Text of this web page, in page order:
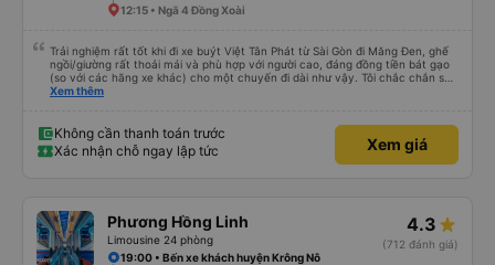
12:15 • Ngã 4 Đồng Xoài
Trải nghiệm rất tốt khi đi xe buýt Việt Tân Phát từ Sài Gòn đi Măng Đen, ghế
ngồi/giường rất thoải mái và phù hợp với người cao, đáng đồng tiền bát gạo
(so với các hãng xe khác) cho một chuyến đi dài như vậy. Tôi chắc chắn sẽ
sử dụng lại sau.
Xem thêm
Không cần thanh toán trước
Xác nhận chỗ ngay lập tức
Xem giá
Phương Hồng Linh
Limousine 24 phòng
4.3
(712 đánh giá)
19:00 • Bến xe khách huyện Krông Nô